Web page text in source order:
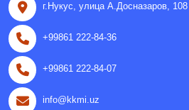
г.Нукус, улица A.Досназаров, 108
+99861 222-84-36
+99861 222-84-07
info@kkmi.uz